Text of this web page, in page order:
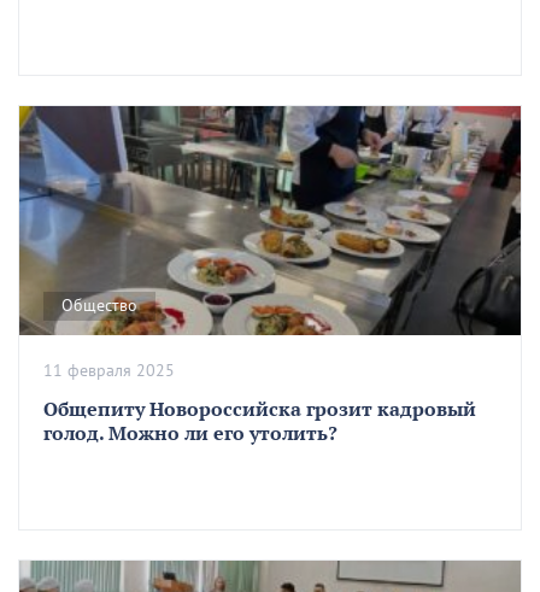
Общество
Общепиту Новороссийска грозит кадровый
голод. Можно ли его утолить?
11 февраля 2025